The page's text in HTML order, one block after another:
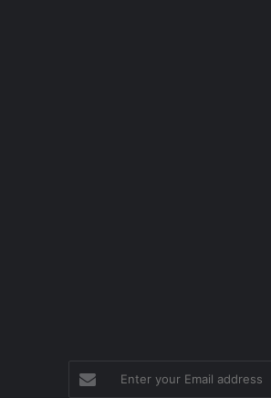
your